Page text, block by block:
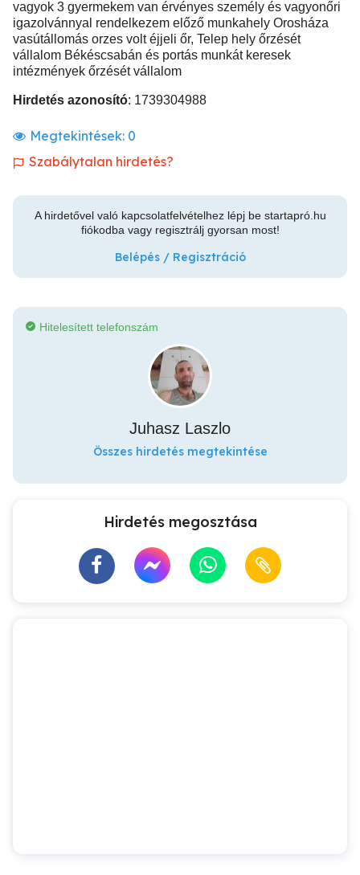
vagyok 3 gyermekem van érvényes személy és vagyonőri
igazolvánnyal rendelkezem előző munkahely Orosháza
vasútállomás orzes volt éjjeli őr, Telep hely őrzését
vállalom Békéscsabán és portás munkát keresek
intézmények őrzését vállalom
Hirdetés azonosító: 1739304988
Megtekintések: 0
Szabálytalan hirdetés?
A hirdetővel való kapcsolatfelvételhez lépj be startapró.hu
fiókodba vagy regisztrálj gyorsan most!
Belépés / Regisztráció
Hitelesített telefonszám
Juhasz Laszlo
Összes hirdetés megtekintése
Hirdetés megosztása